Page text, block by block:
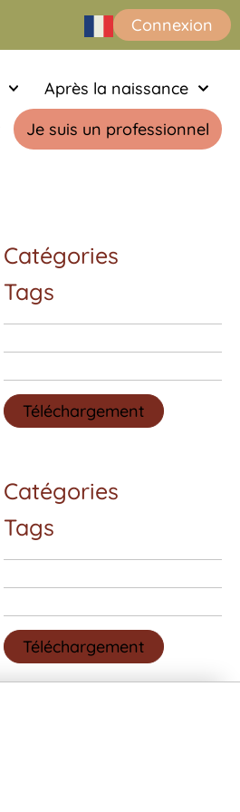
Connexion
Après la naissance
Je suis un professionnel
Catégories
Tags
Téléchargement
Catégories
Tags
Téléchargement